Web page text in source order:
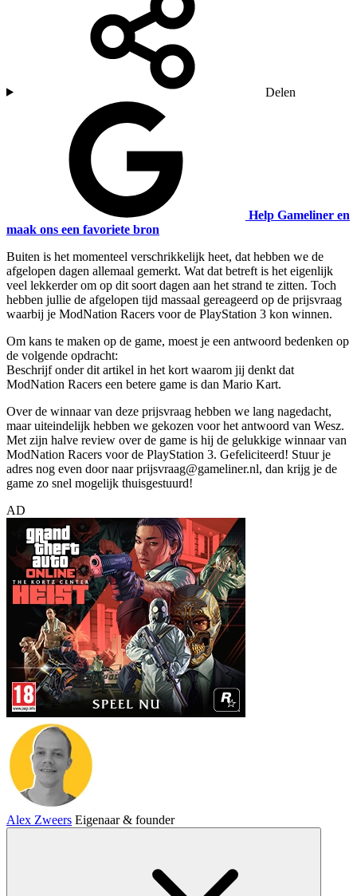
Delen
Help Gameliner en
maak ons een favoriete bron
Buiten is het momenteel verschrikkelijk heet, dat hebben we de
afgelopen dagen allemaal gemerkt. Wat dat betreft is het eigenlijk
veel lekkerder om op dit soort dagen aan het strand te zitten. Toch
hebben jullie de afgelopen tijd massaal gereageerd op de prijsvraag
waarbij je ModNation Racers voor de PlayStation 3 kon winnen.
Om kans te maken op de game, moest je een antwoord bedenken op
de volgende opdracht:
Beschrijf onder dit artikel in het kort waarom jij denkt dat
ModNation Racers een betere game is dan Mario Kart.
Over de winnaar van deze prijsvraag hebben we lang nagedacht,
maar uiteindelijk hebben we gekozen voor het antwoord van Wesz.
Met zijn halve review over de game is hij de gelukkige winnaar van
ModNation Racers voor de PlayStation 3. Gefeliciteerd! Stuur je
adres nog even door naar prijsvraag@gameliner.nl, dan krijg je de
game zo snel mogelijk thuisgestuurd!
AD
Alex Zweers Eigenaar & founder